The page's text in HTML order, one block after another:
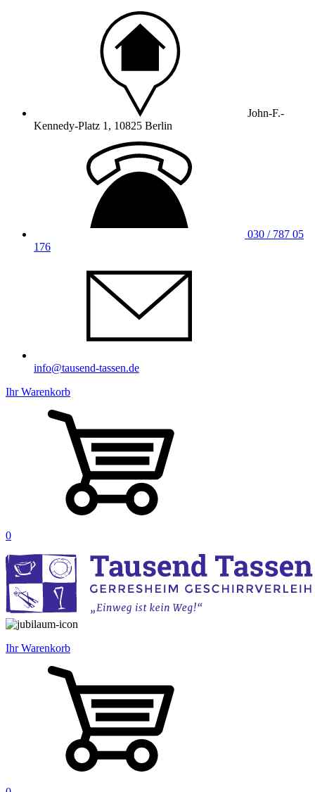
John-F.-
Kennedy-Platz 1, 10825 Berlin
030 / 787 05
176
info@tausend-tassen.de
Ihr Warenkorb
0
Ihr Warenkorb